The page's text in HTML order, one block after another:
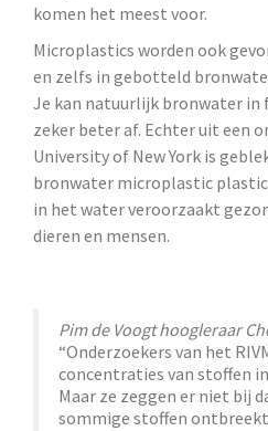
komen het meest voor.
Microplastics worden ook
en zelfs in gebotteld
Je kan natuurlijk bronwater in
zeker beter af. Echter uit een
University of New York is
bronwater microplastic
in het water veroorzaakt
dieren en mensen.
Pim de Voogt hoogleraar
“Onderzoekers van het
concentraties van stoffen
Maar ze zeggen er niet bij
sommige stoffen